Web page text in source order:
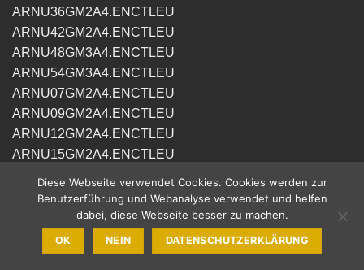
ARNU36GM2A4.ENCTLEU
ARNU42GM2A4.ENCTLEU
ARNU48GM3A4.ENCTLEU
ARNU54GM3A4.ENCTLEU
ARNU07GM2A4.ENCTLEU
ARNU09GM2A4.ENCTLEU
ARNU12GM2A4.ENCTLEU
ARNU15GM2A4.ENCTLEU
ARNU24GM3A4.ENCTLEU
ARNU28GM3A4.ENCTLEU
ARNU76GB8A4.ENCSLEU
ARNU96GB8A4.ENCSLEU
Diese Webseite verwendet Cookies. Cookies werden zur
Benutzerführung und Webanalyse verwendet und helfen
dabei, diese Webseite besser zu machen.
OK NEIN DATENSCHUTZERKLÄRUNG